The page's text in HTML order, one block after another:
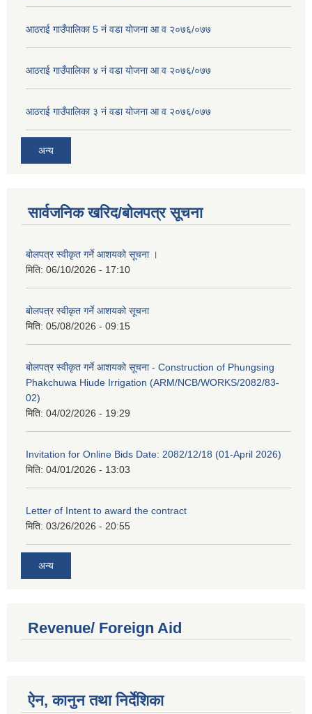
आठराई गाउँपालिका 5 नं वडा योजना आ व २०७६/०७७
आठराई गाउँपालिका ४ नं वडा योजना आ व २०७६/०७७
आठराई गाउँपालिका ३ नं वडा योजना आ व २०७६/०७७
अन्य
सार्वजनिक खरिद/बोलपत्र सूचना
बोलपत्र स्वीकृत गर्ने आशयको सूचना ।
मिति: 06/10/2026 - 17:10
बोलपत्र स्वीकृत गर्ने आशयको सूचना
मिति: 05/08/2026 - 09:15
बोलपत्र स्वीकृत गर्ने आशयको सूचना - Construction of Phungsing
Phakchuwa Hiude Irrigation (ARM/NCB/WORKS/2082/83-
02)
मिति: 04/02/2026 - 19:29
Invitation for Online Bids Date: 2082/12/18 (01-April 2026)
मिति: 04/01/2026 - 13:03
Letter of Intent to award the contract
मिति: 03/26/2026 - 20:55
अन्य
Revenue/ Foreign Aid
ऐन, कानुन तथा निर्देशिका